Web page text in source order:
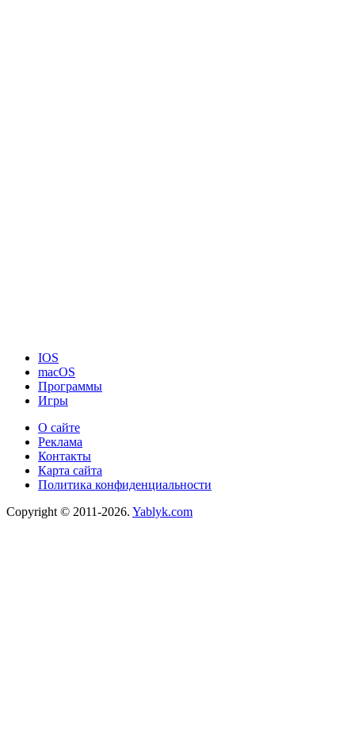
IOS
macOS
Программы
Игры
О сайте
Реклама
Контакты
Карта сайта
Политика конфиденциальности
Copyright © 2011-2026. Yablyk.сom